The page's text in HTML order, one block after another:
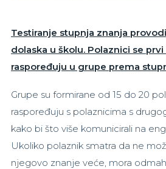
Testiranje stupnja znanja
dolaska u školu. Polaznici se
raspoređuju u grupe prema
Grupe su formirane od 15 do 20
raspoređuju s polaznicima s
kako bi što više komunicirali na
Ukoliko polaznik smatra da ne
njegovo znanje veće, mora